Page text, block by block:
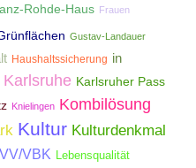
Rohde-Haus Frauen
Gustav-Landauer
Haushaltssicherung in
Karlsruhe Karlsruher Pass
Knielingen Kombilösung
Kultur Kulturdenkmal
VBK Lebensqualität